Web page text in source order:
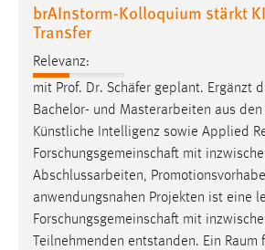
brAInstorm-Kolloquium stärkt
Transfer
Relevanz:
mit Prof. Dr. Schäfer geplant. Ergänzt
Bachelor- und Masterarbeiten aus
Künstliche Intelligenz sowie Applied
Forschungsgemeinschaft mit
Abschlussarbeiten,
anwendungsnahen Projekten ist eine
Forschungsgemeinschaft mit
Teilnehmenden entstanden. Ein Raum